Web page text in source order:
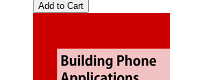
Add to Cart